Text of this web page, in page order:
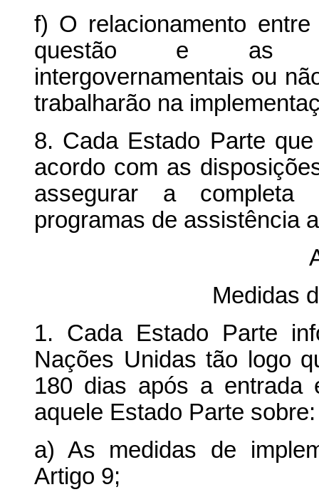
f) O relacionamento
questão e as
intergovernamentais ou
trabalharão na
8. Cada Estado Parte
acordo com as
assegurar a completa
programas de assistência
Medidas
1. Cada Estado Parte
Nações Unidas tão logo
180 dias após a entrada
aquele Estado Parte sobre:
a) As medidas de
Artigo 9;